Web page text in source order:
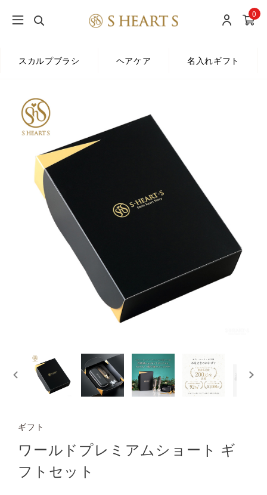
0
スカルプブラシ ヘアケア 名入れギフト
ギフト
ワールドプレミアムショート ギ
フトセット